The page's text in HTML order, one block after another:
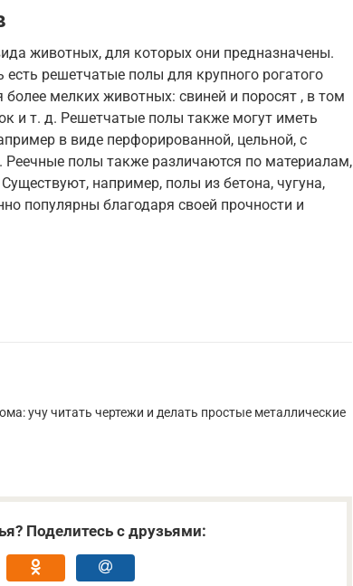
животных, для которых они предназначены.
решетчатые полы для крупного рогатого
мелких животных: свиней и поросят , в том
и т. д. Решетчатые полы также могут иметь
в виде перфорированной, цельной, с
полы также различаются по материалам,
например, полы из бетона, чугуна,
популярны благодаря своей прочности и
учу читать чертежи и делать простые металлические
Поделитесь с друзьями: